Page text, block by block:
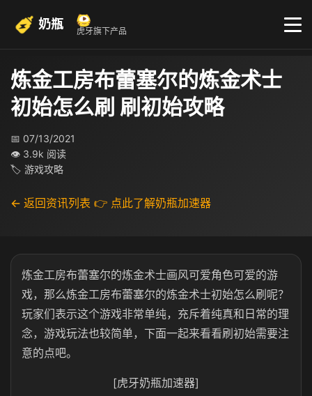
奶瓶 虎牙旗下产品
炼金工房布蕾塞尔的炼金术士
初始怎么刷 刷初始攻略
📅 07/13/2021
👁 3.9k 阅读
🏷 游戏攻略
← 返回资讯列表 👉 点此了解奶瓶加速器
炼金工房布蕾塞尔的炼金术士画风可爱角色可爱的游
戏，那么炼金工房布蕾塞尔的炼金术士初始怎么刷呢？
玩家们表示这个游戏非常单纯，充斥着纯真和日常的理
念，游戏玩法也较简单，下面一起来看看刷初始需要注
意的点吧。
[虎牙奶瓶加速器]